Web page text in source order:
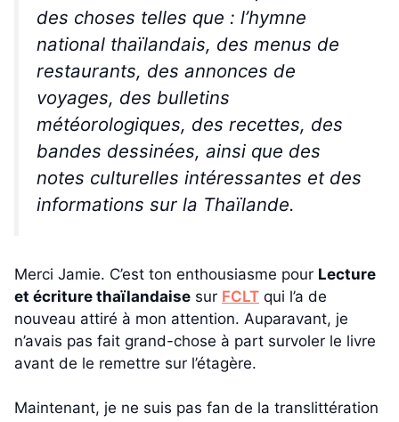
des choses telles que : l’hymne
national thaïlandais, des menus de
restaurants, des annonces de
voyages, des bulletins
météorologiques, des recettes, des
bandes dessinées, ainsi que des
notes culturelles intéressantes et des
informations sur la Thaïlande.
Merci Jamie. C’est ton enthousiasme pour Lecture
et écriture thaïlandaise sur FCLT qui l’a de
nouveau attiré à mon attention. Auparavant, je
n’avais pas fait grand-chose à part survoler le livre
avant de le remettre sur l’étagère.
Maintenant, je ne suis pas fan de la translittération